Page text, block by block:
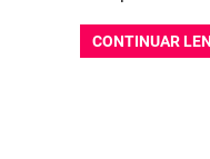
CONTINUAR